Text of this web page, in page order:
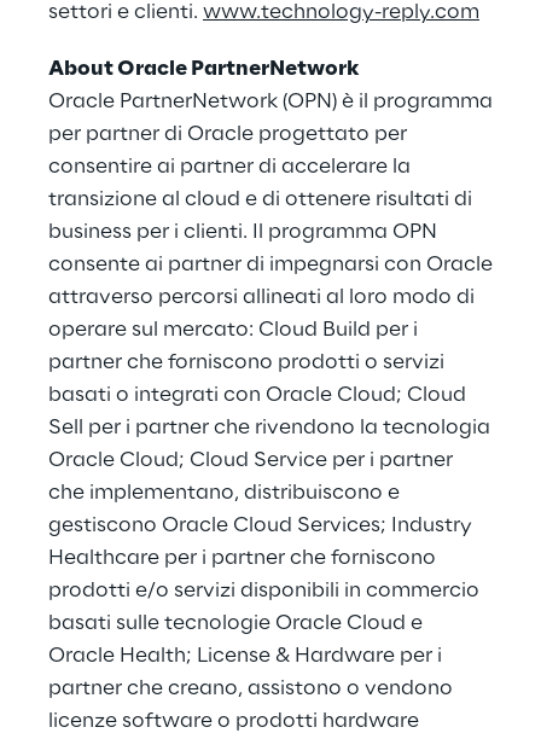
settori e clienti. www.technology-reply.com
About Oracle PartnerNetwork
Oracle PartnerNetwork (OPN) è il programma
per partner di Oracle progettato per
consentire ai partner di accelerare la
transizione al cloud e di ottenere risultati di
business per i clienti. Il programma OPN
consente ai partner di impegnarsi con Oracle
attraverso percorsi allineati al loro modo di
operare sul mercato: Cloud Build per i
partner che forniscono prodotti o servizi
basati o integrati con Oracle Cloud; Cloud
Sell per i partner che rivendono la tecnologia
Oracle Cloud; Cloud Service per i partner
che implementano, distribuiscono e
gestiscono Oracle Cloud Services; Industry
Healthcare per i partner che forniscono
prodotti e/o servizi disponibili in commercio
basati sulle tecnologie Oracle Cloud e
Oracle Health; License & Hardware per i
partner che creano, assistono o vendono
licenze software o prodotti hardware